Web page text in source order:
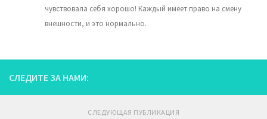
чувствовала себя хорошо! Каждый имеет право на смену
внешности, и это нормально.
СЛЕДИТЕ ЗА НАМИ:
СЛЕДУЮЩАЯ ПУБЛИКАЦИЯ